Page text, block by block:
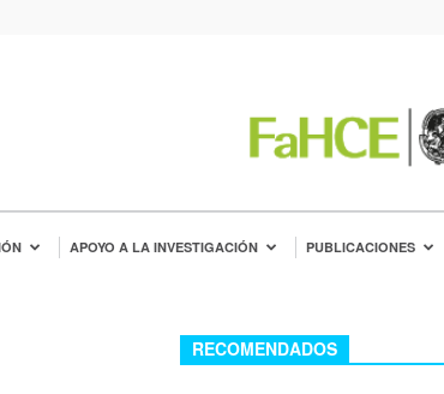
APOYO A LA INVESTIGACIÓN PUBLICACIONES
RECOMENDADOS